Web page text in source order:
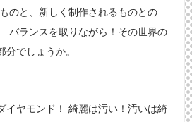
のと、新しく制作されるものとの
バランスを取りながら！その世界の
でしょうか。
イヤモンド！ 綺麗は汚い！汚いは綺